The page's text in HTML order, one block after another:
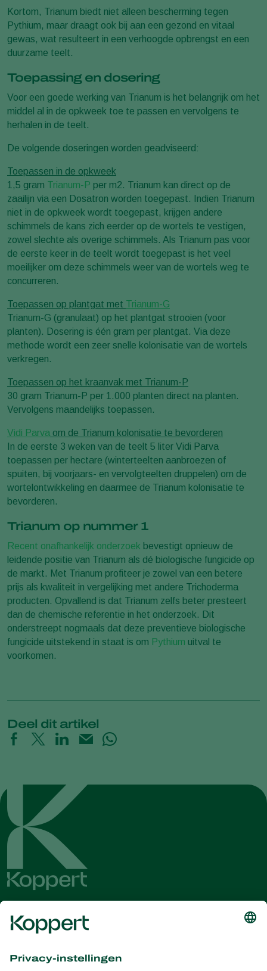
Kortom, Trianum biedt niet alleen bescherming tegen
Pythium, maar draagt ook bij aan een gezond en vitaal
gewas, wat resulteert in een verhoogde opbrengst en een
duurzame teelt.
Toepassing en dosering
Voor een goede werking van Trianum is het belangrijk om het
middel al in de opkweek toe te passen en vervolgens te
herhalen in de teelt.
De volgende doseringen worden geadviseerd:
Toepassen in de opkweek
1,5 gram Trianum-P per m2. Trianum kan direct op de
zaailijn via een Dosatron worden toegepast. Indien Trianum
niet in de opkweek wordt toegepast, krijgen andere
schimmels de kans zich eerder op de wortels te vestigen,
zowel slechte als overige schimmels. Als Trianum pas voor
de eerste keer in de teelt wordt toegepast is het veel
moeilijker om deze schimmels weer van de wortels weg te
concurreren.
Toepassen op plantgat met Trianum-G
Trianum-G (granulaat) op het plantgat strooien (voor
planten). Dosering is één gram per plantgat. Via deze
methode wordt een zeer snelle kolonisatie van de wortels
verkregen.
Toepassen op het kraanvak met Trianum-P
30 gram Trianum-P per 1.000 planten direct na planten.
Vervolgens maandelijks toepassen.
Vidi Parva om de Trianum kolonisatie te bevorderen
In de eerste 3 weken van de teelt 5 liter Vidi Parva
toepassen per hectare (winterteelten aanbroezen of
spuiten, bij voorjaars- en vervolgteelten druppelen) om de
wortelontwikkeling en daarmee de Trianum kolonisatie te
bevorderen.
Trianum op nummer 1
Recent onafhankelijk onderzoek bevestigt opnieuw de
leidende positie van Trianum als dé biologische fungicide op
de markt. Met Trianum profiteer je zowel van een betere
prijs als kwaliteit in vergelijking met andere Trichoderma
producten. Opvallend is dat Trianum zelfs beter presteert
dan de chemische referentie in het onderzoek. Dit
onderstreept nogmaals dat deze preventieve biologische
fungicide uitstekend in staat is om Pythium uitval te
voorkomen.
Deel dit artikel
Ontvang het laatste nieuws en
informatie